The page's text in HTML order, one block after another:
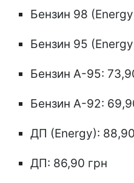
Бензин 98
Бензин 95
Бензин А-95:
Бензин А-92:
ДП (Energy):
ДП: 86,90 грн